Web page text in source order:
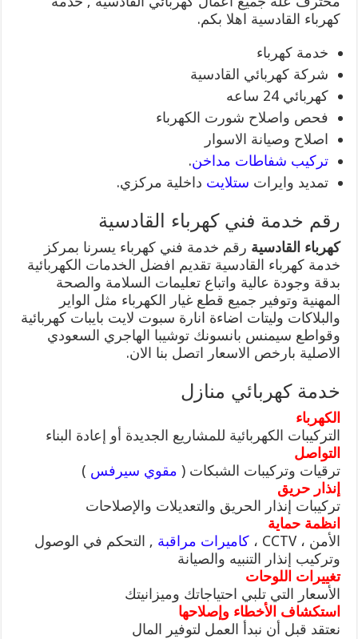
كهرباء القادسية اهلا بكم.
خدمة كهرباء
شركة كهربائي القادسية
كهربائي 24 ساعه
فحص واصلاح شورت الكهرباء
اصلاح وصيانة الاسوار
تركيب شفاطات مداخن.
تمديد وايرات ستلايت داخلية مركزي.
رقم خدمة فني كهرباء القادسية
كهرباء القادسية رقم خدمة فني كهرباء يسرنا بمركز
خدمة كهرباء القادسية تقديم افضل الخدمات الكهربائية
بدقة وجودة عالية واتباع تعليمات السلامة والصحة
المهنية وتوفير جميع قطع غيار الكهرباء مثل الواير
والبلاكات وليتات اضاءة انارة سبوت لايت بايبات كهربائية
وقواطع سيمنس بانسونك توشيبا الهاجري السعودي
الاصلية بارخص الاسعار اتصل بنا الان.
خدمة كهربائي منازل
الكهرباء
التركيبات الكهربائية للمشاريع الجديدة أو إعادة البناء
التواصل
ترقيات وتركيبات الشبكات ( مقوي سيرفس )
إنذار حريق
تركيبات إنذار الحريق والتعديلات والإصلاحات
انظمة حماية
الأمن ، CCTV ،
كاميرات مراقبة , التحكم في الوصول
وتركيب إنذار التنبيه والصيانة
تغييرات اللوحات
الأسعار التي تلبي احتياجاتك وميزانيتك
استكشاف الأخطاء وإصلاحها
نعتقد قبل أن نبدأ العمل لتوفير المال